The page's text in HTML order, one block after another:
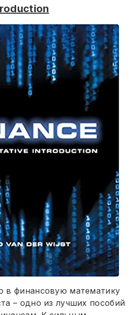
в финансовую математику
– одно из лучших пособий